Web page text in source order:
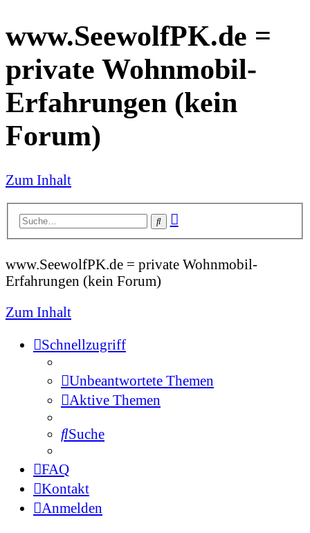
www.SeewolfPK.de =
private Wohnmobil-
Erfahrungen (kein
Forum)
Zum Inhalt
SucheErweiterte
www.SeewolfPK.de = private Wohnmobil-
Erfahrungen (kein Forum)
Zum Inhalt
Schnellzugriff
Unbeantwortete Themen
Aktive Themen
Suche
FAQ
Kontakt
Anmelden